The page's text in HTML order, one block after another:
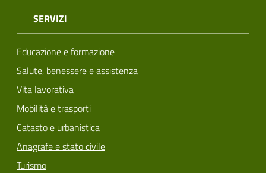
SERVIZI
Educazione e formazione
Salute, benessere e assistenza
Vita lavorativa
Mobilità e trasporti
Catasto e urbanistica
Anagrafe e stato civile
Turismo